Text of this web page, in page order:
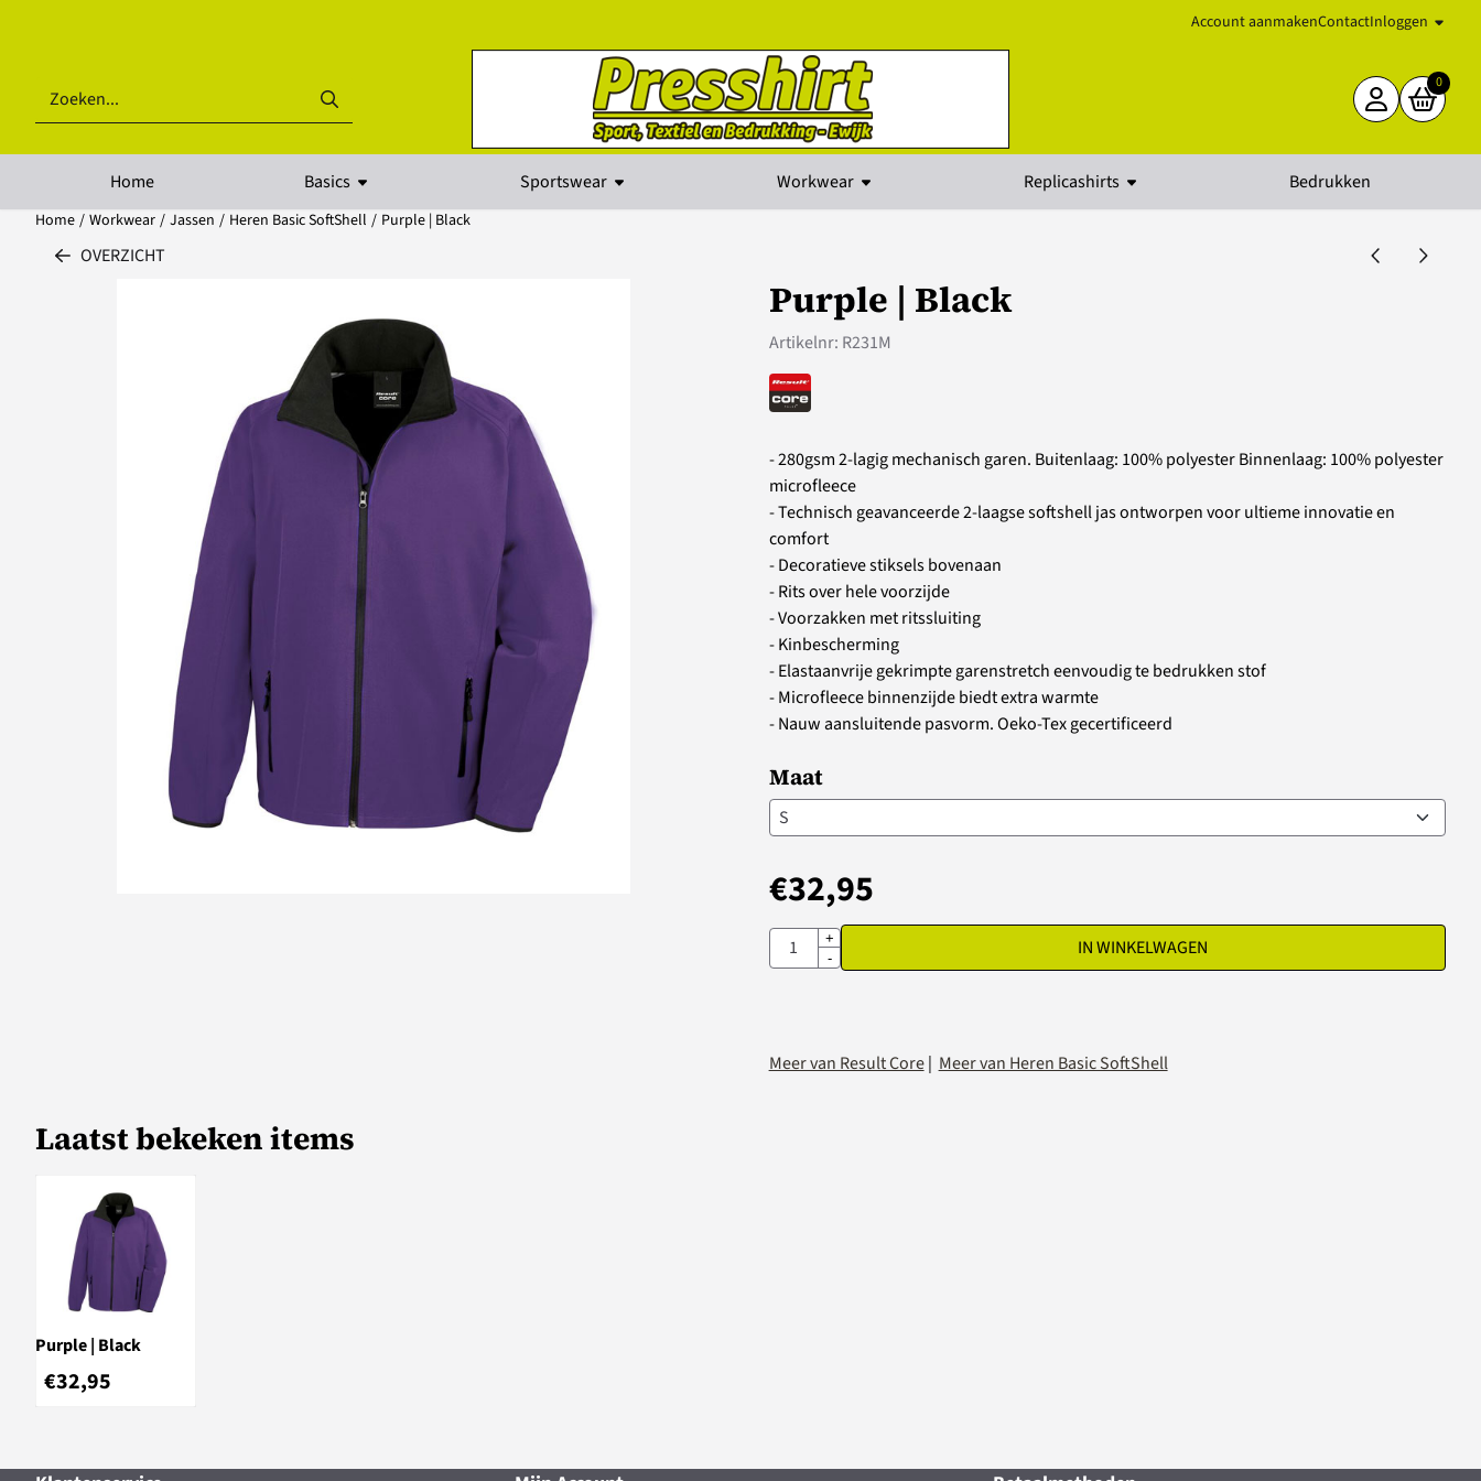
Account aanmakenContactInloggen
Zoeken 0
Home Basics Sportswear Workwear Replicashirts Bedrukken
Home / Workwear / Jassen / Heren Basic SoftShell / Purple | Black
OVERZICHT
Purple | Black
Artikelnr: R231M
- 280gsm 2-lagig mechanisch garen. Buitenlaag: 100% polyester Binnenlaag: 100% polyester
microfleece
- Technisch geavanceerde 2-laagse softshell jas ontworpen voor ultieme innovatie en
comfort
- Decoratieve stiksels bovenaan
- Rits over hele voorzijde
- Voorzakken met ritssluiting
- Kinbescherming
- Elastaanvrije gekrimpte garenstretch eenvoudig te bedrukken stof
- Microfleece binnenzijde biedt extra warmte
- Nauw aansluitende pasvorm. Oeko-Tex gecertificeerd
Maat
€32,95
Aantal
+
-
IN WINKELWAGEN
Meer van Result Core| Meer van Heren Basic SoftShell
Laatst bekeken items
Purple | Black
€32,95